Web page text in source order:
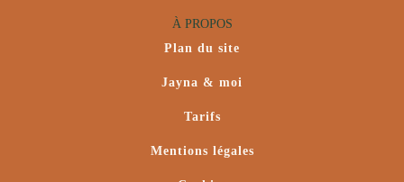
À PROPOS
Plan du site
Jayna & moi
Tarifs
Mentions légales